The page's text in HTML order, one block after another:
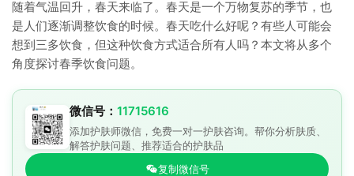
随着气温回升，春天来临了。春天是一个万物复苏的季节，也
是人们逐渐调整饮食的时候。春天吃什么好呢？有些人可能会
想到三多饮食，但这种饮食方式适合所有人吗？本文将从多个
角度探讨春季饮食问题。
微信号： 11715616
添加护肤师微信，免费一对一护肤咨询。帮你分析肤质、
解答护肤问题、推荐适合的护肤品
复制微信号